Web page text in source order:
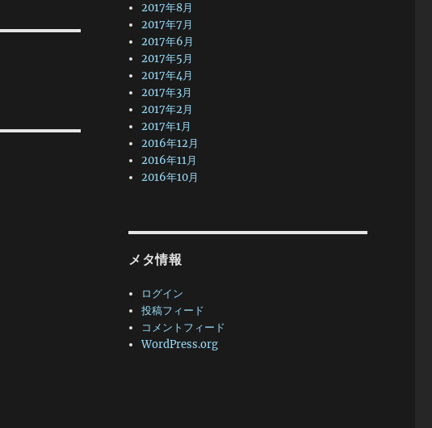
2017年8月
2017年7月
2017年6月
2017年5月
2017年4月
2017年3月
2017年2月
2017年1月
2016年12月
2016年11月
2016年10月
メタ情報
ログイン
投稿フィード
コメントフィード
WordPress.org